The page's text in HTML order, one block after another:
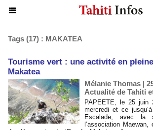
Tags (17) : MAKATEA
Tourisme vert : une activité en
Makatea
Mélanie Thomas |
Actualité de Tahiti
PAPEETE, le 25 juin
mercredi et ce
Escalade, avec la
l’association